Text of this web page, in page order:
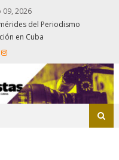
2026
del Periodismo
en Cuba